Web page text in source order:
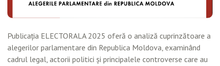
Publicația ELECTORALA 2025 oferă o analiză cuprinzătoare a
alegerilor parlamentare din Republica Moldova, examinând
cadrul legal, actorii politici și principalele controverse care au